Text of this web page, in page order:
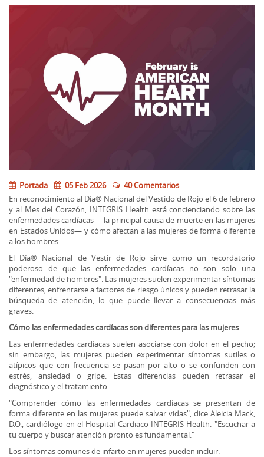
Portada 05 Feb 2026
40 Comentarios
En reconocimiento al Día® Nacional del Vestido de Rojo el 6 de febrero
y al Mes del Corazón, INTEGRIS Health está concienciando sobre las
enfermedades cardíacas —la principal causa de muerte en las mujeres
en Estados Unidos— y cómo afectan a las mujeres de forma diferente
a los hombres.
El Día® Nacional de Vestir de Rojo sirve como un recordatorio
poderoso de que las enfermedades cardíacas no son solo una
"enfermedad de hombres". Las mujeres suelen experimentar síntomas
diferentes, enfrentarse a factores de riesgo únicos y pueden retrasar la
búsqueda de atención, lo que puede llevar a consecuencias más
graves.
Cómo las enfermedades cardíacas son diferentes para las mujeres
Las enfermedades cardíacas suelen asociarse con dolor en el pecho;
sin embargo, las mujeres pueden experimentar síntomas sutiles o
atípicos que con frecuencia se pasan por alto o se confunden con
estrés, ansiedad o gripe. Estas diferencias pueden retrasar el
diagnóstico y el tratamiento.
"Comprender cómo las enfermedades cardíacas se presentan de
forma diferente en las mujeres puede salvar vidas", dice Aleicia Mack,
D.O., cardiólogo en el Hospital Cardiaco INTEGRIS Health. "Escuchar a
tu cuerpo y buscar atención pronto es fundamental."
Los síntomas comunes de infarto en mujeres pueden incluir: